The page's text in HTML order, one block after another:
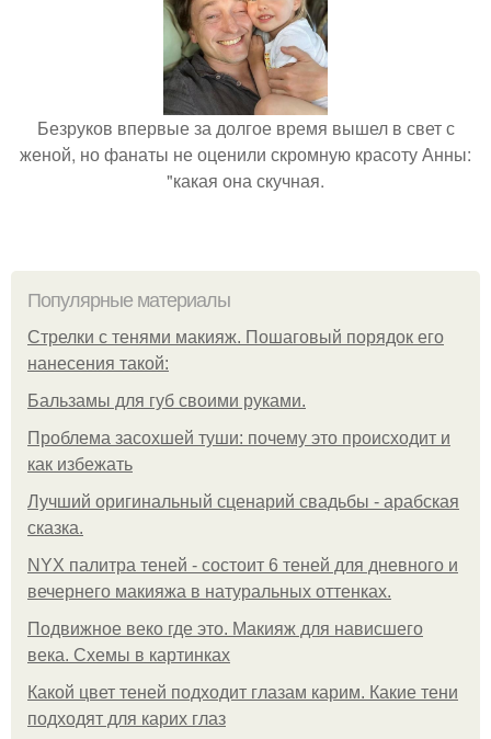
Безруков впервые за долгое время вышел в свет с
женой, но фанаты не оценили скромную красоту Анны:
"какая она скучная.
Популярные материалы
Стрелки с тенями макияж. Пошаговый порядок его
нанесения такой:
Бальзамы для губ своими руками.
Проблема засохшей туши: почему это происходит и
как избежать
Лучший оригинальный сценарий свадьбы - арабская
сказка.
NYX палитра теней - состоит 6 теней для дневного и
вечернего макияжа в натуральных оттенках.
Подвижное веко где это. Макияж для нависшего
века. Схемы в картинках
Какой цвет теней подходит глазам карим. Какие тени
подходят для карих глаз